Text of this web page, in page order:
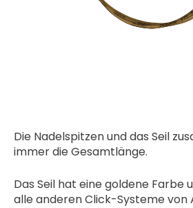
Die Nadelspitzen und das Seil
immer die Gesamtlänge.
Das Seil hat eine goldene Farbe
alle anderen Click-Systeme von